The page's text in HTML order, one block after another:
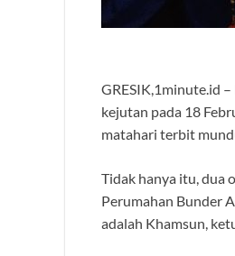
GRESIK,1minute.id
kejutan pada 18
matahari terbit
Tidak hanya itu, dua
Perumahan Bunder
adalah Khamsun,